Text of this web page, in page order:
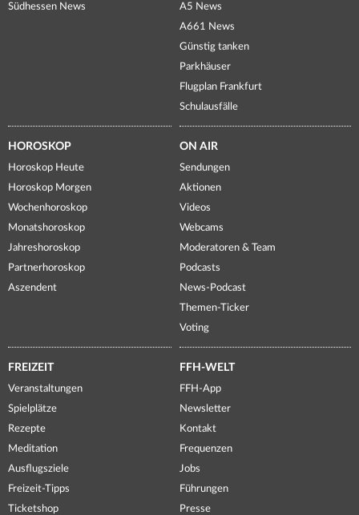
Südhessen News
A5 News
A661 News
Günstig tanken
Parkhäuser
Flugplan Frankfurt
Schulausfälle
HOROSKOP
Horoskop Heute
Horoskop Morgen
Wochenhoroskop
Monatshoroskop
Jahreshoroskop
Partnerhoroskop
Aszendent
ON AIR
Sendungen
Aktionen
Videos
Webcams
Moderatoren & Team
Podcasts
News-Podcast
Themen-Ticker
Voting
FREIZEIT
Veranstaltungen
Spielplätze
Rezepte
Meditation
Ausflugsziele
Freizeit-Tipps
Ticketshop
FFH-WELT
FFH-App
Newsletter
Kontakt
Frequenzen
Jobs
Führungen
Presse